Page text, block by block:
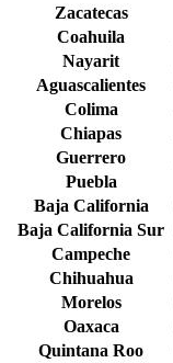
Zacatecas
Coahuila
Nayarit
Aguascalientes
Colima
Chiapas
Guerrero
Puebla
Baja California
Baja California Sur
Campeche
Chihuahua
Morelos
Oaxaca
Quintana Roo